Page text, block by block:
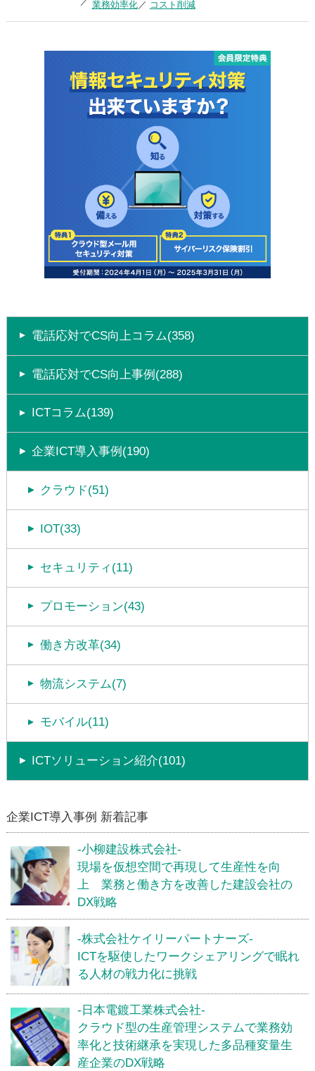
業務効率化 コスト削減
電話応対でCS向上コラム(358)
電話応対でCS向上事例(288)
ICTコラム(139)
企業ICT導入事例(190)
クラウド(51)
IOT(33)
セキュリティ(11)
プロモーション(43)
働き方改革(34)
物流システム(7)
モバイル(11)
ICTソリューション紹介(101)
企業ICT導入事例 新着記事
-小柳建設株式会社-
現場を仮想空間で再現して生産性を向
上 業務と働き方を改善した建設会社の
DX戦略
-株式会社ケイリーパートナーズ-
ICTを駆使したワークシェアリングで眠れ
る人材の戦力化に挑戦
-日本電鍍工業株式会社-
クラウド型の生産管理システムで業務効
率化と技術継承を実現した多品種変量生
産企業のDX戦略